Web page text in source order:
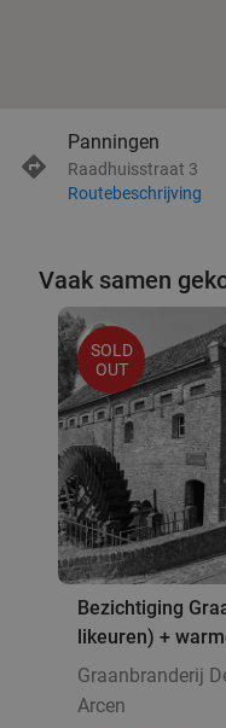
Panningen
Raadhuisstraat 3
Routebeschrijving
Vaak samen
SOLD
OUT
Bezichtiging
likeuren) +
Graanbranderij
Arcen